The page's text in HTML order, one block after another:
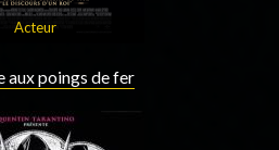
Acteur
aux poings de fer